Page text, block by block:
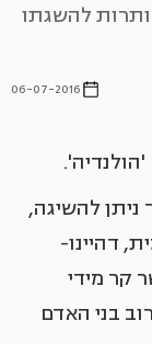
להשגתו
06-07-2016
ניתן להשיגה,
דהיינו-
קר מידי
בני האדם